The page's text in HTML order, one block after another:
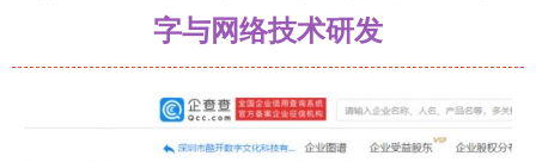
字与网络技术研发